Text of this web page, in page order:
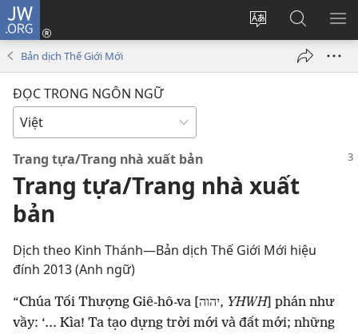
JW.ORG
Thay
Đăng
nhập
Tìm
kiếm
JW.ORG
Bản dịch Thế Giới Mới
ĐỌC TRONG NGÔN NGỮ
Trang tựa/Trang nhà xuất bản
Trang tựa/Trang nhà xuất
bản
Dịch theo Kinh Thánh—Bản dịch Thế Giới Mới hiệu
đính 2013 (Anh ngữ)
“Chúa Tối Thượng Giê-hô-va [יהוה, YHWH] phán như
vầy: ‘... Kìa! Ta tạo dựng trời mới và đất mới; những